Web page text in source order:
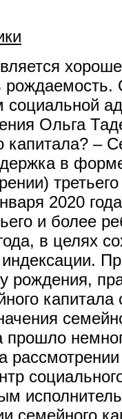
Ольга
капитала? –
в
2020
и более
в целях
рождения,
прошло
семейного